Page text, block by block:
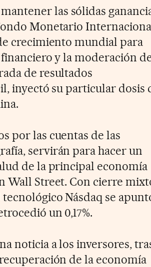
las sólidas
Monetario
crecimiento mundial para
y la moderación
de resultados
inyectó su particular dosis
por las cuentas de las
servirán para hacer un
de la principal economía
Wall Street. Con cierre
tecnológico Násdaq se
un 0,17%.
noticia a los inversores,
de la economía